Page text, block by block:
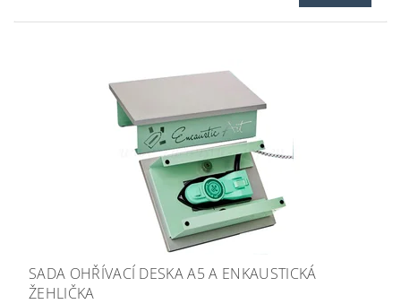
SADA OHŘÍVACÍ DESKA A5 A ENKAUSTICKÁ
ŽEHLIČKA